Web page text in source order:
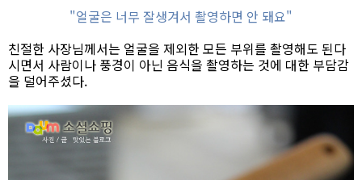
"얼굴은 너무 잘생겨서 촬영하면 안 돼요"
친절한 사장님께서는 얼굴을 제외한 모든 부위를 촬영해도 된다
시면서 사람이나 풍경이 아닌 음식을 촬영하는 것에 대한 부담감
을 덜어주셨다.